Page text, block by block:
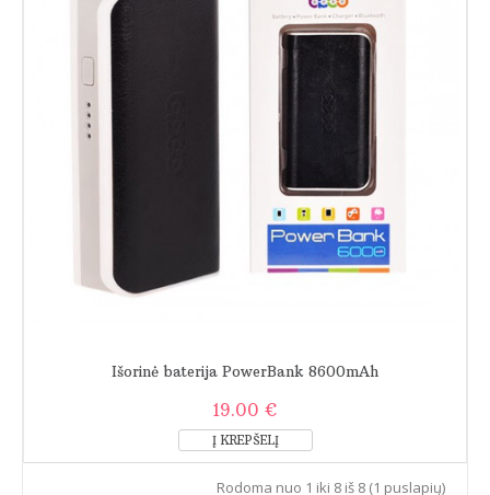
Išorinė baterija PowerBank 8600mAh
19.00 €
Rodoma nuo 1 iki 8 iš 8 (1 puslapių)